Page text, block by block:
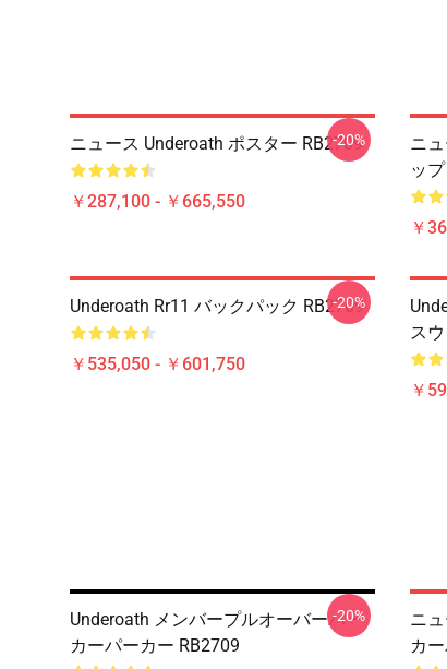
ニュース Underoath ポスター RB2709
￥287,100 - ￥665,550
-20%
ニ
ッ
￥
Underoath Rr11 バックパック RB2709
￥535,050 - ￥601,750
-20%
ス
￥
Underoath メンバープルオーバーパー
カーパーカー RB2709
-20%
ニ
カ